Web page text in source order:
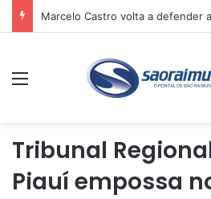
Menu
Tribunal
Piauí empossa